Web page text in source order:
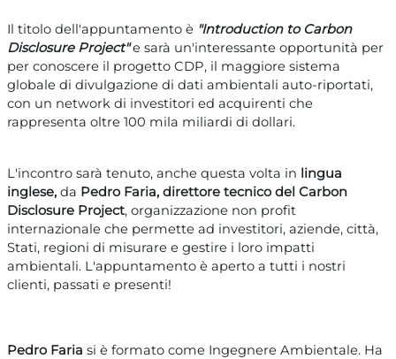
Il titolo dell'appuntamento è "Introduction to Carbon
Disclosure Project" e sarà un'interessante opportunità per
per conoscere il progetto CDP, il maggiore sistema
globale di divulgazione di dati ambientali auto-riportati,
con un network di investitori ed acquirenti che
rappresenta oltre 100 mila miliardi di dollari.
L'incontro sarà tenuto, anche questa volta in lingua
inglese, da Pedro Faria, direttore tecnico del Carbon
Disclosure Project, organizzazione non profit
internazionale che permette ad investitori, aziende, città,
Stati, regioni di misurare e gestire i loro impatti
ambientali. L'appuntamento è aperto a tutti i nostri
clienti, passati e presenti!
Pedro Faria si è formato come Ingegnere Ambientale. Ha